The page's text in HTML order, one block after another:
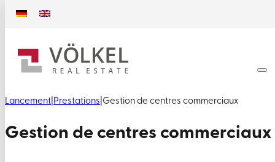
Lancement Prestations Gestion de centres commerciaux
Gestion de centres commerciaux